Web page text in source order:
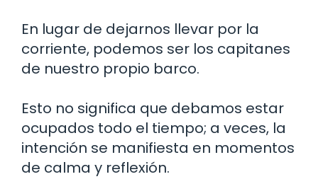
En lugar de dejarnos llevar por la
corriente, podemos ser los capitanes
de nuestro propio barco.
Esto no significa que debamos estar
ocupados todo el tiempo; a veces, la
intención se manifiesta en momentos
de calma y reflexión.